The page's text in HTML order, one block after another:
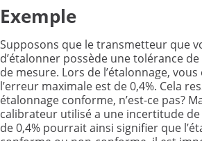
Exemple
Supposons que le transmetteur que
d’étalonner possède une tolérance de
de mesure. Lors de l’étalonnage,
l’erreur maximale est de 0,4%. Cela
étalonnage conforme, n’est-ce pas?
calibrateur utilisé a une incertitude de
de 0,4% pourrait ainsi signifier que